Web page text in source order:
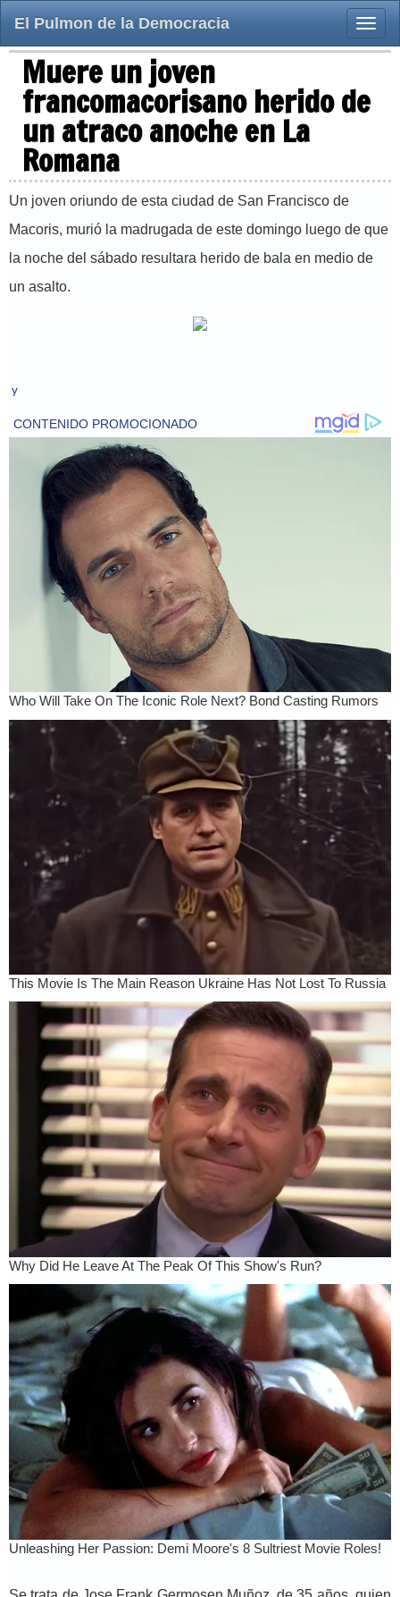
Toggle
El Pulmon de la Democracia
Muere un joven
francomacorisano herido de
un atraco anoche en La
Romana
Un joven oriundo de esta ciudad de San Francisco de
Macoris, murió la madrugada de este domingo luego de que
la noche del sábado resultara herido de bala en medio de
un asalto.
y